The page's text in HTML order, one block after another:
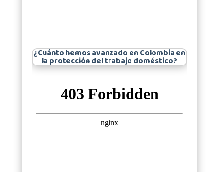
¿Cuánto hemos avanzado en Colombia en
la protección del trabajo doméstico?